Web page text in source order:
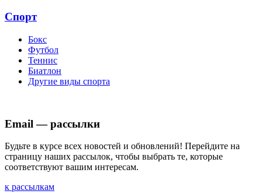
Спорт
Бокс
Футбол
Теннис
Биатлон
Другие виды спорта
Email — рассылки
Будьте в курсе всех новостей и обновлений! Перейдите на
страницу наших рассылок, чтобы выбрать те, которые
соответствуют вашим интересам.
к рассылкам